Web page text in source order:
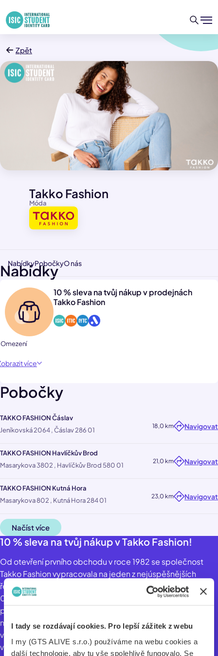
I tady se rozdávají cookies. Pro lepší zážitek z webu
I my (GTS ALIVE s.r.o.) používáme na webu cookies a
další technologie, aby tu vše spolehlivě fungovalo. Se
Zpět
Móda
Takko Fashion
NabídkyPobočkyO nás
Nabídky
10 % sleva na tvůj nákup v prodejnách
Takko Fashion
Omezení
více
Pobočky
TAKKO FASHION Čáslav
Jeníkovská 2064 , Čáslav 286 01
18,0 km Navigovat
TAKKO FASHION Havlíčkův Brod
Masarykova 3802 , Havlíčkův Brod 580 01
21,0 km Navigovat
TAKKO FASHION Kutná Hora
Masarykova 802 , Kutná Hora 284 01
23,0 km Navigovat
Načíst více
10 % sleva na tvůj nákup v Takko Fashion!
Od otevření prvního obchodu v roce 1982 se společnost
Takko Fashion vypracovala na jeden z nejúspěšnějších
řetězců s módou v Evropě, který zaměstnává přibližně 18
000 zaměstnanců. V České republice nyní nalezneš naše
prodejny již na 117 místech od Prahy až po malá města, kde
nabízíme oblečení pro všechny – od těch nejmenších až po
velké děti, dámskou a pánskou módu a také nadměrné
velikosti. Zkrátka nabízíme oblečení pro celou rodinu. V